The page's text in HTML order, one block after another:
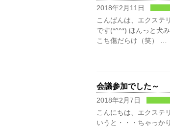
2018年2月11日
こんばんは、エクステ
です(*^^*) ほんっと犬
こち傷だらけ（笑） …
会議参加でした～
2018年2月7日
こんにちは、エクステ
いうと・・・ちゃっか